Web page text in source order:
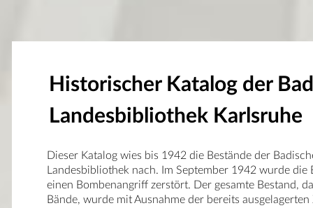
Historischer Katalog der
Landesbibliothek Karlsruhe
Dieser Katalog wies bis 1942 die Bestände der
Landesbibliothek nach. Im September 1942 wurde
einen Bombenangriff zerstört. Der gesamte Bestand,
Bände, wurde mit Ausnahme der bereits